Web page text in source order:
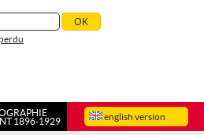
english version
1896-1929